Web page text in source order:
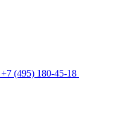
+7 (495) 180-45-18